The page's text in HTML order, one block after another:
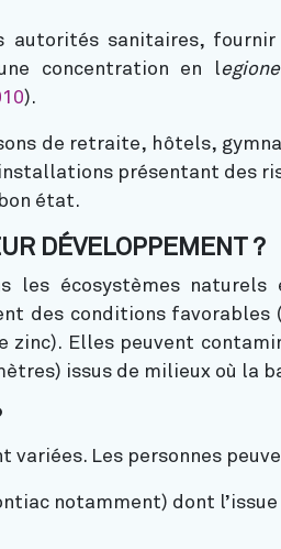
autorités sanitaires,
concentration en l
).
de retraite, hôtels,
présentant des
état.
DÉVELOPPEMENT ?
les écosystèmes
des conditions favorables
Elles peuvent
issus de milieux où la
variées. Les personnes
notamment) dont